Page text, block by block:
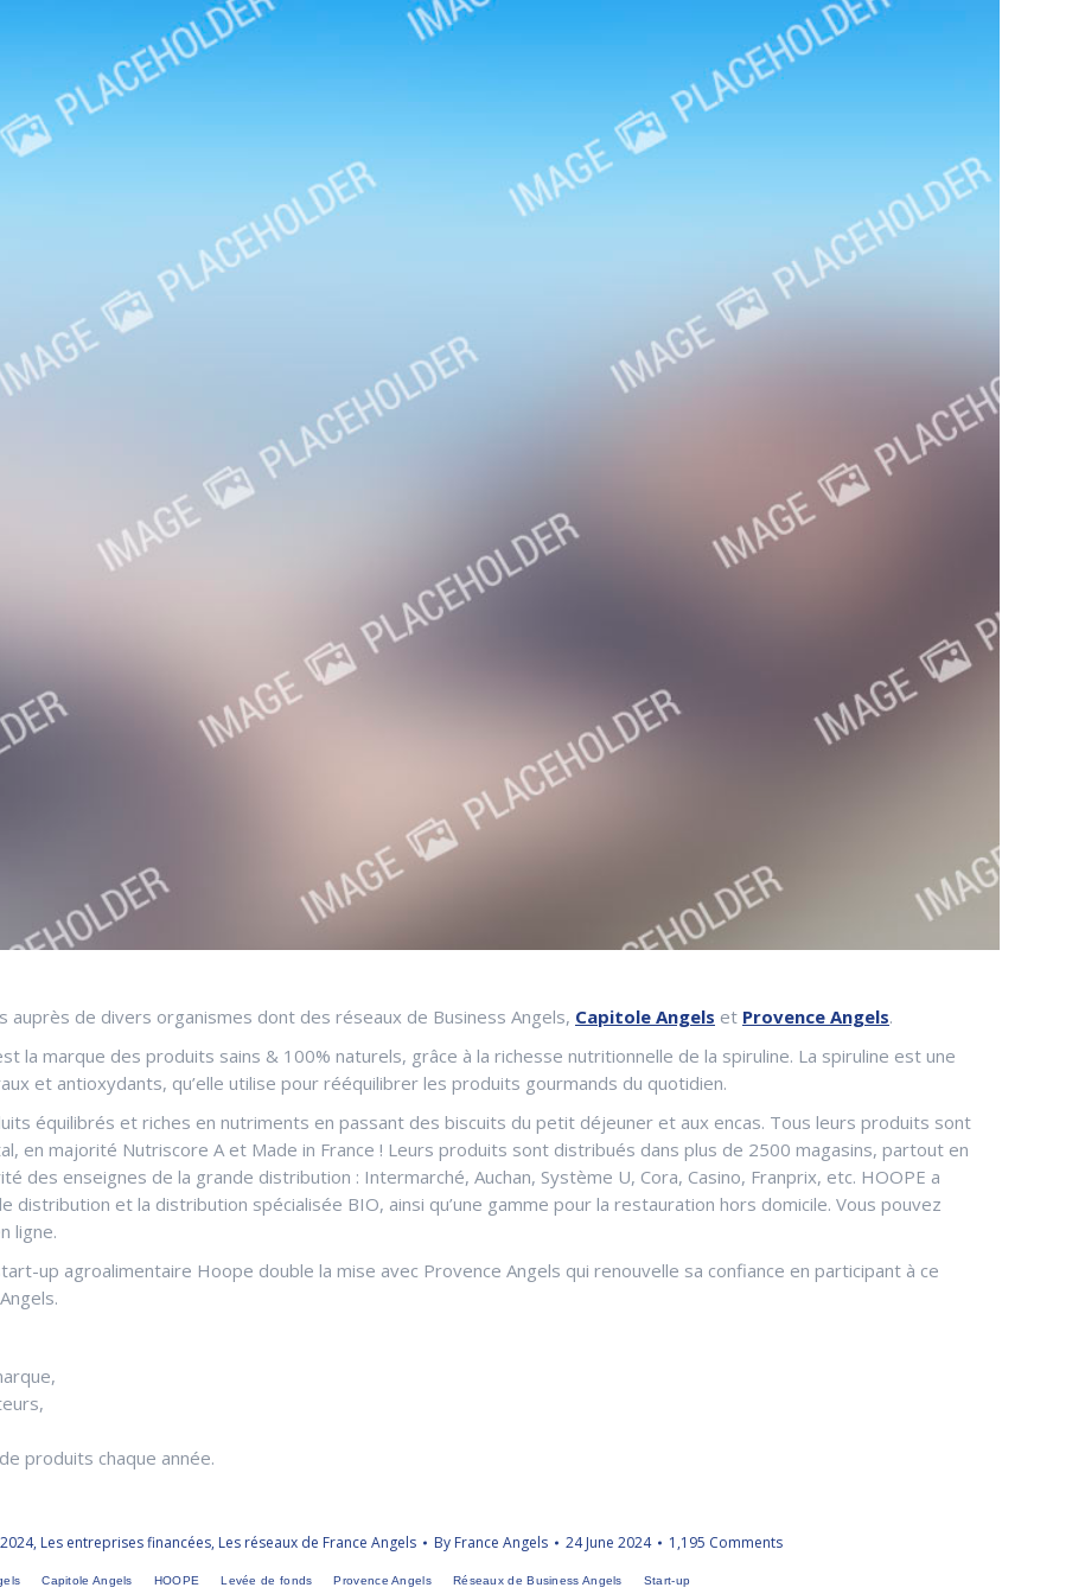
auprès de divers organismes dont des réseaux de Business Angels, Capitole Angels et Provence Angels.
la marque des produits sains & 100% naturels, grâce à la richesse nutritionnelle de la spiruline. La spiruline est une
et antioxydants, qu’elle utilise pour rééquilibrer les produits gourmands du quotidien.
équilibrés et riches en nutriments en passant des biscuits du petit déjeuner et aux encas. Tous leurs produits sont
en majorité Nutriscore A et Made in France ! Leurs produits sont distribués dans plus de 2500 magasins, partout en
des enseignes de la grande distribution : Intermarché, Auchan, Système U, Cora, Casino, Franprix, etc. HOOPE a
distribution et la distribution spécialisée BIO, ainsi qu’une gamme pour la restauration hors domicile. Vous pouvez
ligne.
up agroalimentaire Hoope double la mise avec Provence Angels qui renouvelle sa confiance en participant à ce
produits chaque année.
, Les entreprises financées, Les réseaux de France Angels By France Angels 24 June 2024
1,195 Comments
Capitole Angels HOOPE Levée de fonds Provence Angels Réseaux de Business Angels Start-up